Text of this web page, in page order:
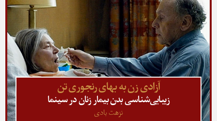
آزادی زن به بهای رنجوری تن
زیبایی‌شناسی بدن بیمار زنان در سینما
نزهت بادی